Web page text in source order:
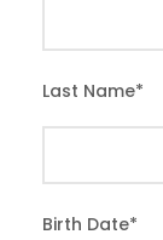
Last Name*
Birth Date*